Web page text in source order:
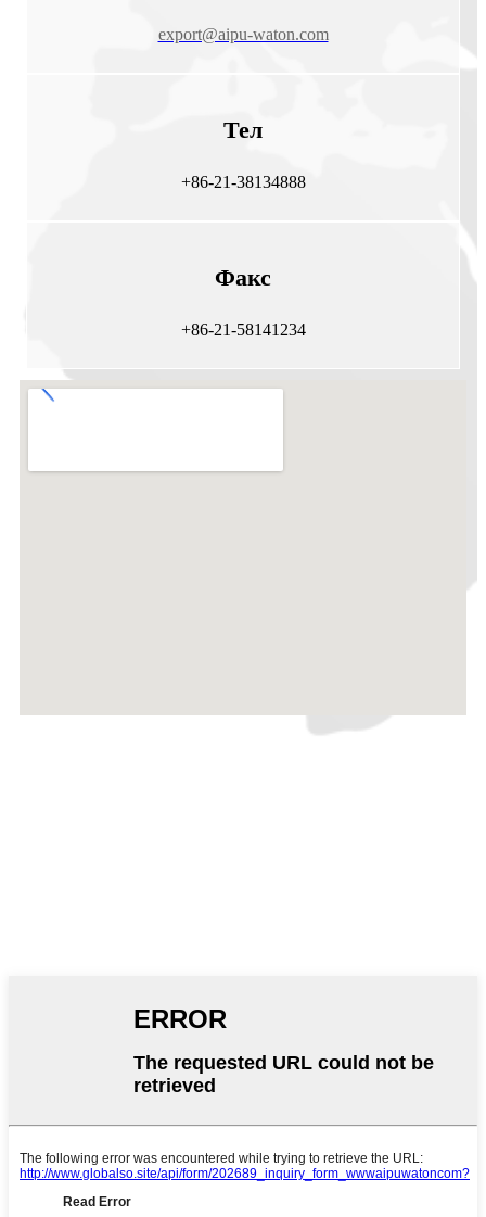
export@aipu-waton.com
Тел
+86-21-38134888
Факс
+86-21-58141234